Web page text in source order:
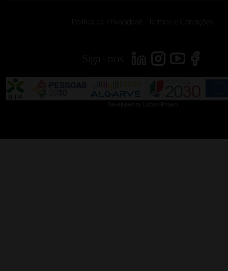
Política de Privacidade Termos e Condições
Siga-nos
Developed by Lisbon Project